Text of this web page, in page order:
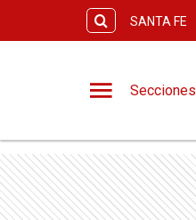
SANTA FE
Secciones